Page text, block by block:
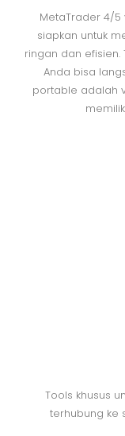
MetaTrader 4/
siapkan untuk
ringan dan
Anda bisa
portable adalah
Tools khusus
terhubung ke